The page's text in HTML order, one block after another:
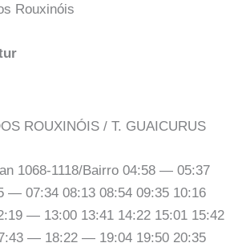
Rouxinóis
ROUXINÓIS / T. GUAICURUS
1068-1118/Bairro 04:58 — 05:37
07:34 08:13 08:54 09:35 10:16
— 13:00 13:41 14:22 15:01 15:42
— 18:22 — 19:04 19:50 20:35